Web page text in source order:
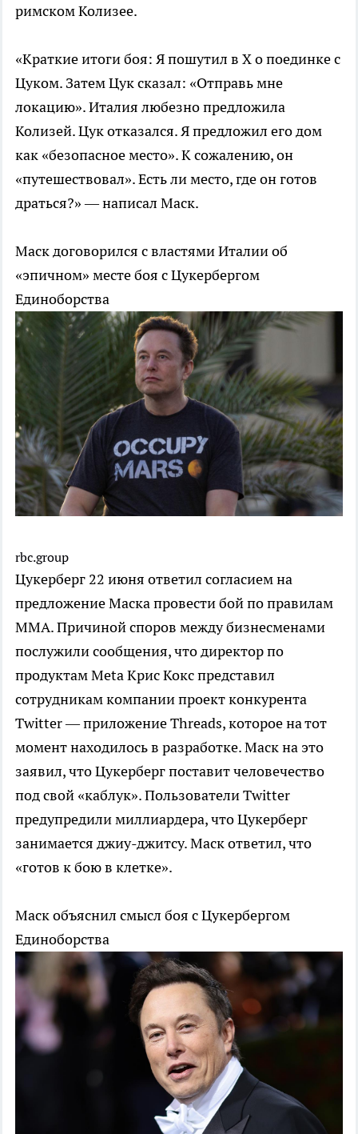
римском Колизее.
«Краткие итоги боя: Я пошутил в X о поединке с
Цуком. Затем Цук сказал: «Отправь мне
локацию». Италия любезно предложила
Колизей. Цук отказался. Я предложил его дом
как «безопасное место». К сожалению, он
«путешествовал». Есть ли место, где он готов
драться?» — написал Маск.
Маск договорился с властями Италии об
«эпичном» месте боя с Цукербергом
Единоборства
rbc.group
Цукерберг 22 июня ответил согласием на
предложение Маска провести бой по правилам
ММA. Причиной споров между бизнесменами
послужили сообщения, что директор по
продуктам Meta Крис Кокс представил
сотрудникам компании проект конкурента
Twitter — приложение Threads, которое на тот
момент находилось в разработке. Маск на это
заявил, что Цукерберг поставит человечество
под свой «каблук». Пользователи Twitter
предупредили миллиардера, что Цукерберг
занимается джиу-джитсу. Маск ответил, что
«готов к бою в клетке».
Маск объяснил смысл боя с Цукербергом
Единоборства